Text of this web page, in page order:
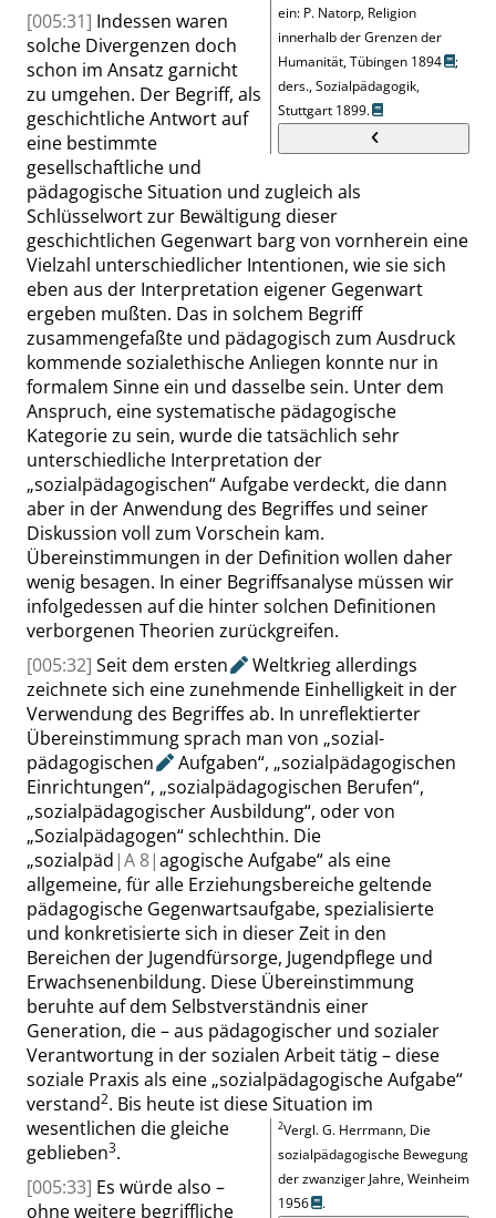
ein: P. Natorp, Religion
innerhalb der Grenzen der
Humanität, Tübingen 1894
;
ders., Sozialpädagogik,
Stuttgart 1899.
[005:31] Indessen waren
solche Divergenzen doch
schon im Ansatz garnicht
zu umgehen. Der Begriff, als
geschichtliche Antwort auf
eine bestimmte
gesellschaftliche und
pädagogische Situation und zugleich als
Schlüsselwort zur Bewältigung dieser
geschichtlichen Gegenwart barg von vornherein eine
Vielzahl unterschiedlicher Intentionen, wie sie sich
eben aus der Interpretation eigener Gegenwart
ergeben mußten. Das in solchem Begriff
zusammengefaßte und pädagogisch zum Ausdruck
kommende sozialethische Anliegen konnte nur in
formalem Sinne ein und dasselbe sein. Unter dem
Anspruch, eine systematische pädagogische
Kategorie zu sein, wurde die tatsächlich sehr
unterschiedliche Interpretation der
„sozialpädagogischen“Aufgabe verdeckt, die dann
aber in der Anwendung des Begriffes und seiner
Diskussion voll zum Vorschein kam.
Übereinstimmungen in der Definition wollen daher
wenig besagen. In einer Begriffsanalyse müssen wir
infolgedessen auf die hinter solchen Definitionen
verborgenen Theorien zurückgreifen.
[005:32] Seit dem ersten
Weltkrieg allerdings
zeichnete sich eine zunehmende Einhelligkeit in der
Verwendung des Begriffes ab. In unreflektierter
Übereinstimmung sprach man von „sozial-
pädagogischen
Aufgaben“, „sozialpädagogischen
Einrichtungen“, „sozialpädagogischen Berufen“,
„sozialpädagogischer Ausbildung“, oder von
„Sozialpädagogen“schlechthin. Die
„sozialpäd |A 8|agogische Aufgabe“als eine
allgemeine, für alle Erziehungsbereiche geltende
pädagogische Gegenwartsaufgabe, spezialisierte
und konkretisierte sich in dieser Zeit in den
Bereichen der Jugendfürsorge, Jugendpflege und
Erwachsenenbildung. Diese Übereinstimmung
beruhte auf dem Selbstverständnis einer
Generation, die – aus pädagogischer und sozialer
Verantwortung in der sozialen Arbeit tätig – diese
soziale Praxis als eine „sozialpädagogische Aufgabe“
verstand2
2Vergl.G. Herrmann, Die
sozialpädagogische Bewegung
der zwanziger Jahre, Weinheim
1956
.
. Bis heute ist diese Situation im
wesentlichen die gleiche
geblieben3.
[005:33] Es würde also –
ohne weitere begriffliche